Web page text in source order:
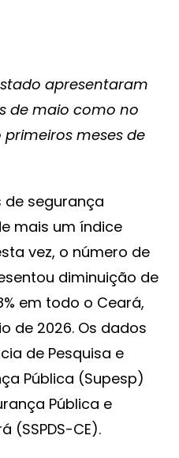
apresentaram
de maio como no
meses de
segurança
mais um índice
vez, o número de
diminuição de
em todo o Ceará,
de 2026. Os dados
de Pesquisa e
Pública (Supesp)
Pública e
(SSPDS-CE).